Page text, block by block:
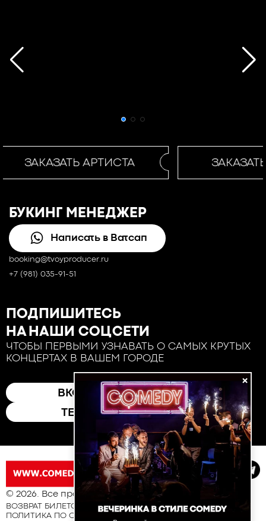
ЗАКАЗАТЬ АРТИСТА
БУКИНГ МЕНЕДЖЕР
Написать в Ватсап
booking@tvoyproducer.ru
+7 (981) 035-91-51
×
ПОДПИШИТЕСЬ
НА НАШИ СОЦСЕТИ
ЧТОБЫ ПЕРВЫМИ УЗНАВАТЬ О САМЫХ КРУТЫХ
КОНЦЕРТАХ В ВАШЕМ ГОРОДЕ
ВКОНТАКТЕ
ТЕЛЕГРАМ
© 2026. Все права защищены
ВОЗВРАТ БИЛЕТОВ
ПОЛИТИКА ПО ОБРАБОТКЕ И ЗАЩИТЕ